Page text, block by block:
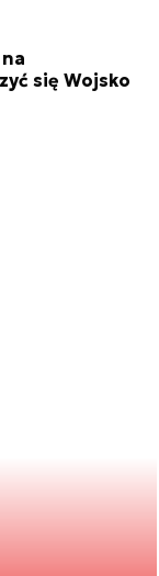
się Wojsko